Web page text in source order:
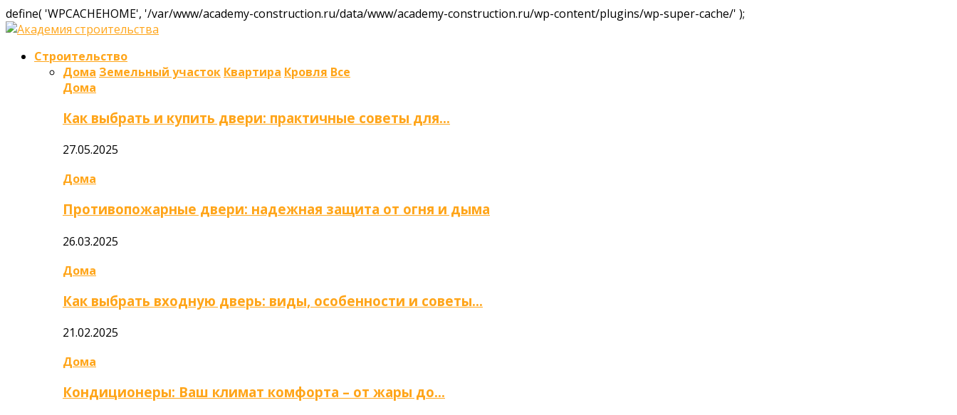
define( 'WPCACHEHOME', '/var/www/academy-construction.ru/data/www/academy-construction.ru/wp-content/plugins/wp-super-cache/' );
Строительство
Дома Земельный участок Квартира Кровля Все
Дома
Как выбрать и купить двери: практичные советы для…
27.05.2025
Дома
Противопожарные двери: надежная защита от огня и дыма
26.03.2025
Дома
Как выбрать входную дверь: виды, особенности и советы…
21.02.2025
Дома
Кондиционеры: Ваш климат комфорта – от жары до…